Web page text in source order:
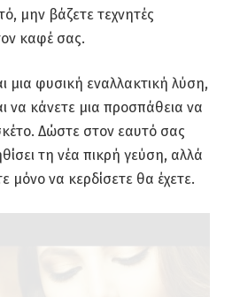
μην βάζετε τεχνητές
καφέ σας.
μια φυσική εναλλακτική λύση,
να κάνετε μια προσπάθεια να
Δώστε στον εαυτό σας
τη νέα πικρή γεύση, αλλά
μόνο να κερδίσετε θα έχετε.